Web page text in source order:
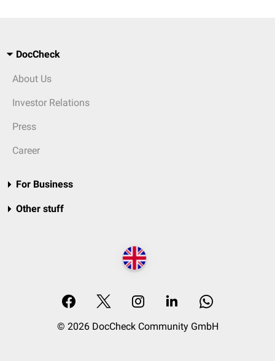
DocCheck
About Us
Investor Relations
Press
Career
For Business
Other stuff
© 2026 DocCheck Community GmbH